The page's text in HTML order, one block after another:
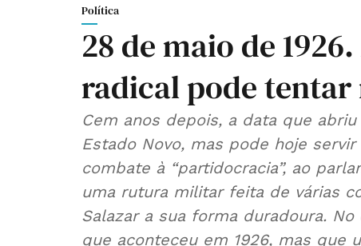
Política
28 de maio de
radical pode tentar
Cem anos depois, a data que
Estado Novo, mas pode hoje
combate à “partidocracia”, ao
uma rutura militar feita de várias
Salazar a sua forma duradoura.
que aconteceu em 1926, mas que